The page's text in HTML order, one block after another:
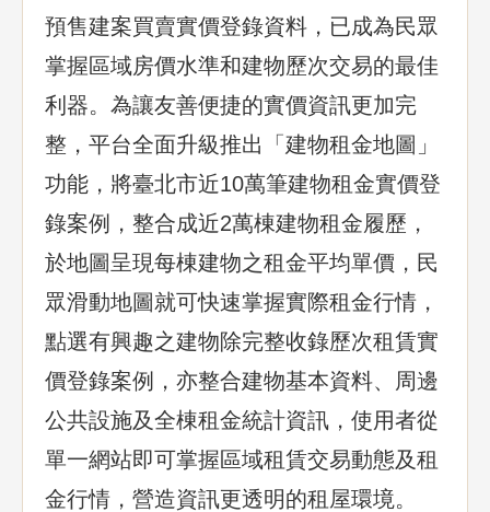
預售建案買賣實價登錄資料，已成為民眾
掌握區域房價水準和建物歷次交易的最佳
利器。為讓友善便捷的實價資訊更加完
整，平台全面升級推出「建物租金地圖」
功能，將臺北市近10萬筆建物租金實價登
錄案例，整合成近2萬棟建物租金履歷，
於地圖呈現每棟建物之租金平均單價，民
眾滑動地圖就可快速掌握實際租金行情，
點選有興趣之建物除完整收錄歷次租賃實
價登錄案例，亦整合建物基本資料、周邊
公共設施及全棟租金統計資訊，使用者從
單一網站即可掌握區域租賃交易動態及租
金行情，營造資訊更透明的租屋環境。